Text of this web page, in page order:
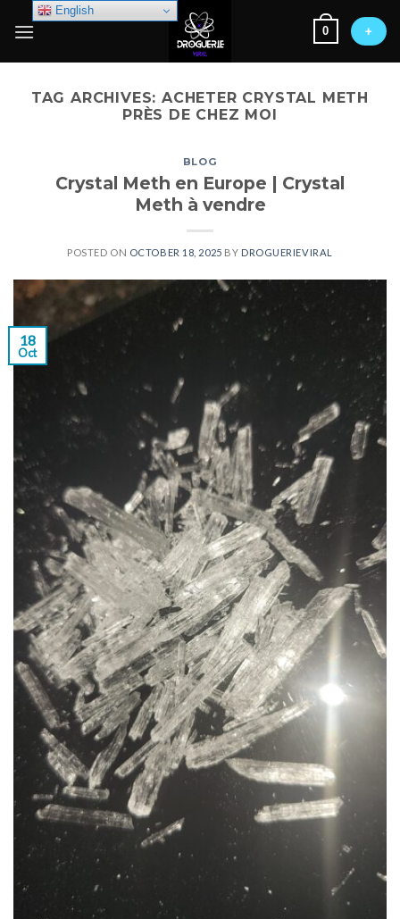
0 +
TAG ARCHIVES:ACHETER CRYSTAL METH
PRÈS DE CHEZ MOI
BLOG
Crystal Meth en Europe | Crystal
Meth à vendre
POSTED ON OCTOBER 18, 2025 BY DROGUERIEVIRAL
18
Oct
English